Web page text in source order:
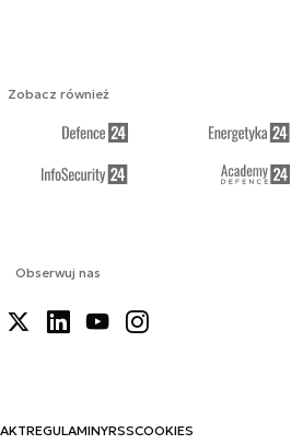
Obserwuj nas
REGULAMINYRSSCOOKIES
Zobacz również